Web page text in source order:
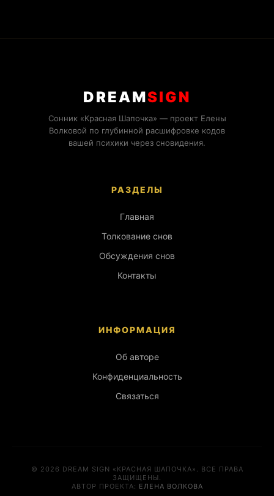
DREAMSIGN
Сонник «Красная Шапочка» — проект Елены
Волковой по глубинной расшифровке кодов
вашей психики через сновидения.
РАЗДЕЛЫ
Главная
Толкование снов
Обсуждения снов
Контакты
ИНФОРМАЦИЯ
Об авторе
Конфиденциальность
Связаться
© 2026 DREAM SIGN «КРАСНАЯ ШАПОЧКА». ВСЕ ПРАВА
ЗАЩИЩЕНЫ.
АВТОР ПРОЕКТА: ЕЛЕНА ВОЛКОВА